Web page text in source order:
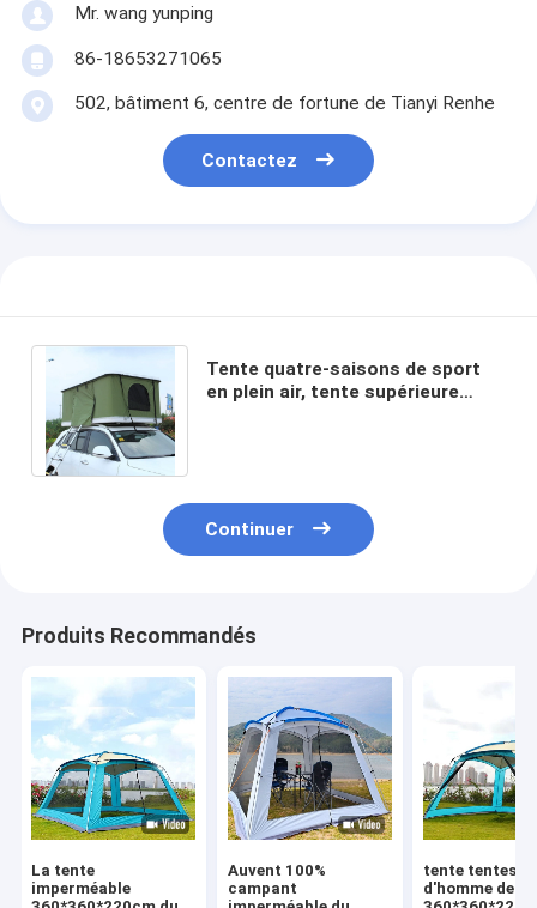
Mr. wang yunping
86-18653271065
502, bâtiment 6, centre de fortune de Tianyi Renhe
Contactez
Tente quatre-saisons de sport
en plein air, tente supérieure
Continuer
Produits Recommandés
La tente
imperméable
Auvent 100%
campant
tente tentes
d'homme de